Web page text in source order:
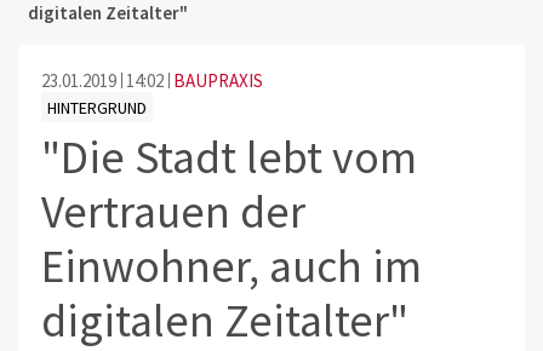
digitalen Zeitalter"
23.01.2019 14:02 BAUPRAXIS
HINTERGRUND
"Die Stadt lebt vom
Vertrauen der
Einwohner, auch im
digitalen Zeitalter"